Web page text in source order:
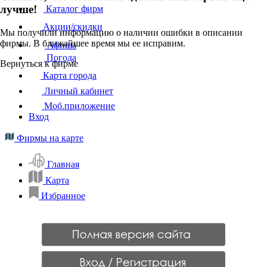
лучше!
Мы получили информацию о наличии ошибки в описании
фирмы. В ближайшее время мы ее исправим.
Вернуться к фирме
Каталог фирм
Акции/скидки
Афиша
Погода
Карта города
Личный кабинет
Моб.приложение
Вход
Фирмы на карте
Главная
Карта
Избранное